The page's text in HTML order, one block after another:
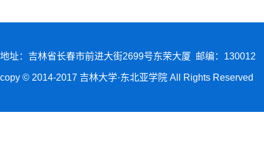
地址：吉林省长春市前进大街2699号东荣大厦 邮编：130012
copy © 2014-2017 吉林大学·东北亚学院 All Rights Reserved